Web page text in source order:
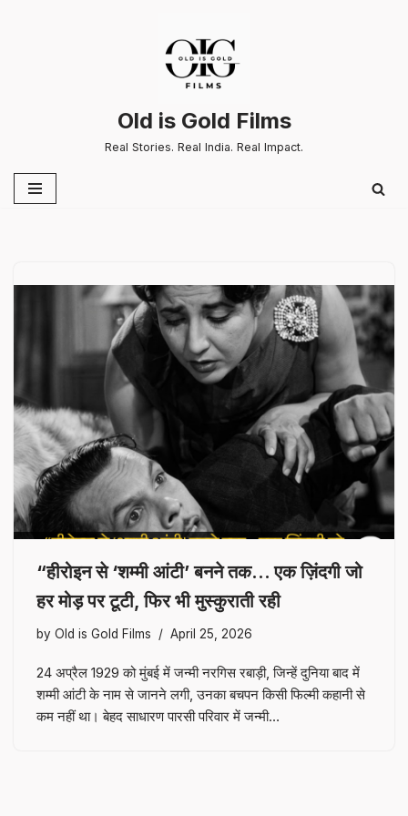
Old is Gold Films
Real Stories. Real India. Real Impact.
“हीरोइन से ‘शम्मी आंटी’ बनने तक… एक ज़िंदगी जो
हर मोड़ पर टूटी, फिर भी मुस्कुराती रही
by Old is Gold Films April 25, 2026
24 अप्रैल 1929 को मुंबई में जन्मी नरगिस रबाड़ी, जिन्हें दुनिया बाद में
शम्मी आंटी के नाम से जानने लगी, उनका बचपन किसी फिल्मी कहानी से
कम नहीं था। बेहद साधारण पारसी परिवार में जन्मी…